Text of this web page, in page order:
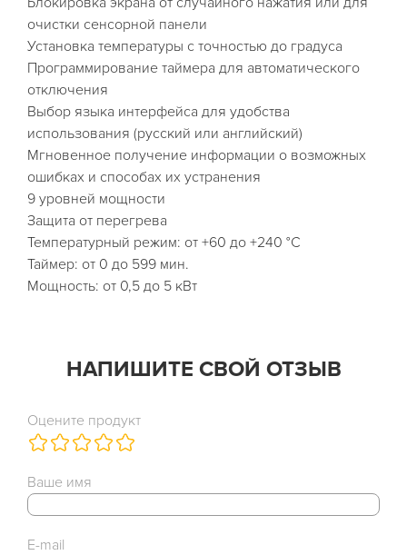
очистки сенсорной панели
Установка температуры с точностью до градуса
Программирование таймера для автоматического
отключения
Выбор языка интерфейса для удобства
использования (русский или английский)
Мгновенное получение информации о возможных
ошибках и способах их устранения
9 уровней мощности
Защита от перегрева
Температурный режим: от +60 до +240 °C
Таймер: от 0 до 599 мин.
Мощность: от 0,5 до 5 кВт
НАПИШИТЕ СВОЙ ОТЗЫВ
Оцените продукт
Ваше имя
E-mail